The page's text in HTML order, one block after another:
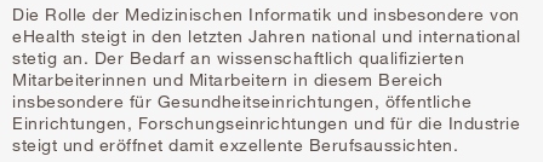
Die Rolle der Medizinischen Informatik und insbesondere von
eHealth steigt in den letzten Jahren national und international
stetig an. Der Bedarf an wissenschaftlich qualifizierten
Mitarbeiterinnen und Mitarbeitern in diesem Bereich
insbesondere für Gesundheitseinrichtungen, öffentliche
Einrichtungen, Forschungseinrichtungen und für die Industrie
steigt und eröffnet damit exzellente Berufsaussichten.